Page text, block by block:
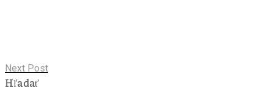
Next Post
Hľadať